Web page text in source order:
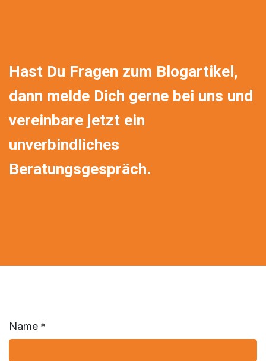
Hast Du Fragen zum Blogartikel,
dann melde Dich gerne bei uns und
vereinbare jetzt ein
unverbindliches
Beratungsgespräch.
Name *